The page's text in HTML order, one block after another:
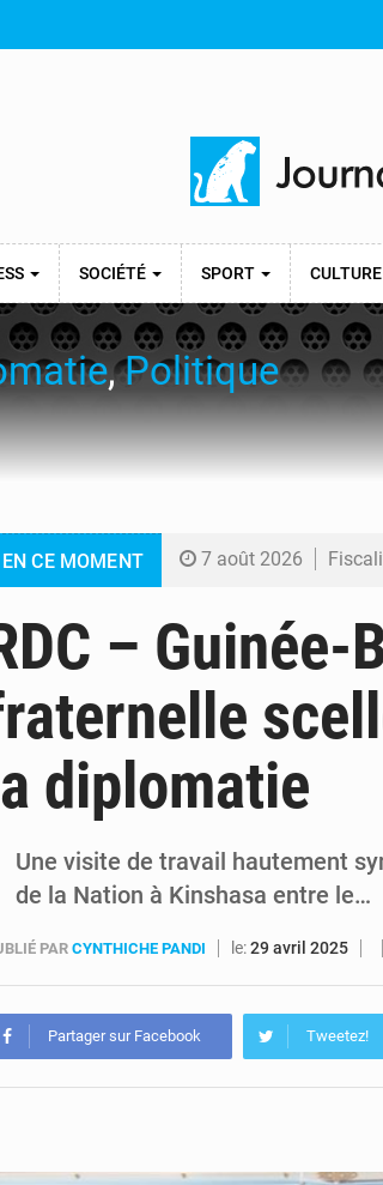
SOCIÉTÉ SPORT CULTURE
,Politique
EN CE MOMENT 7 août 2026 Fiscalité
6 août 2026
6 août 2026 RDC :
6 août 2026
–
la diplomatie
Une visite de travail hautement
de la Nation à Kinshasa entre le…
PAR CYNTHICHE PANDI le:29 avril 2025
Partager sur Facebook Tweetez!